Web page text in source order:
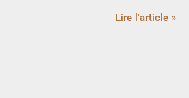
Lire l'article »